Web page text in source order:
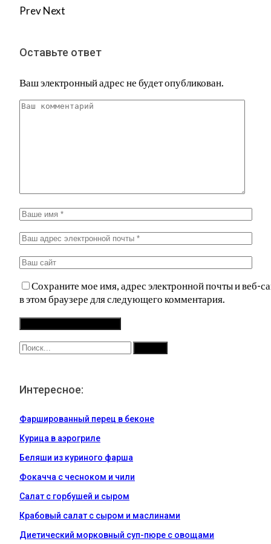
PrevNext
Оставьте ответ
Ваш электронный адрес не будет опубликован.
Сохраните мое имя, адрес электронной почты и веб-
в этом браузере для следующего комментария.
Интересное:
Фаршированный перец в беконе
Курица в аэрогриле
Беляши из куриного фарша
Фокачча с чесноком и чили
Салат с горбушей и сыром
Крабовый салат с сыром и маслинами
Диетический морковный суп-пюре с овощами